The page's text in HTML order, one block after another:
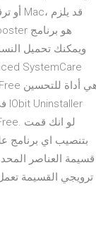
بتنصيب اي برنامج